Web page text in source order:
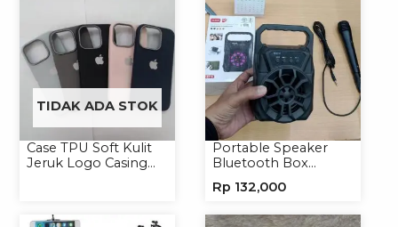
TIDAK ADA STOK
Case TPU Soft Kulit
Jeruk Logo Casing
Portable Speaker
Bluetooth Box
Portable Wireless
Rp 132,000